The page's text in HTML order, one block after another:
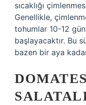
sıcaklığı
Genellikle,
tohumlar 10-12
başlayacaktır. Bu
bazen bir aya